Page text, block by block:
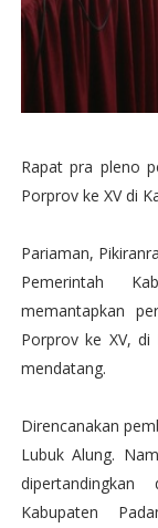
Rapat pra pleno
Porprov ke XV di
Pariaman,
Pemerintah
memantapkan
Porprov ke XV,
mendatang.
Direncanakan
Lubuk Alung.
Kabupaten